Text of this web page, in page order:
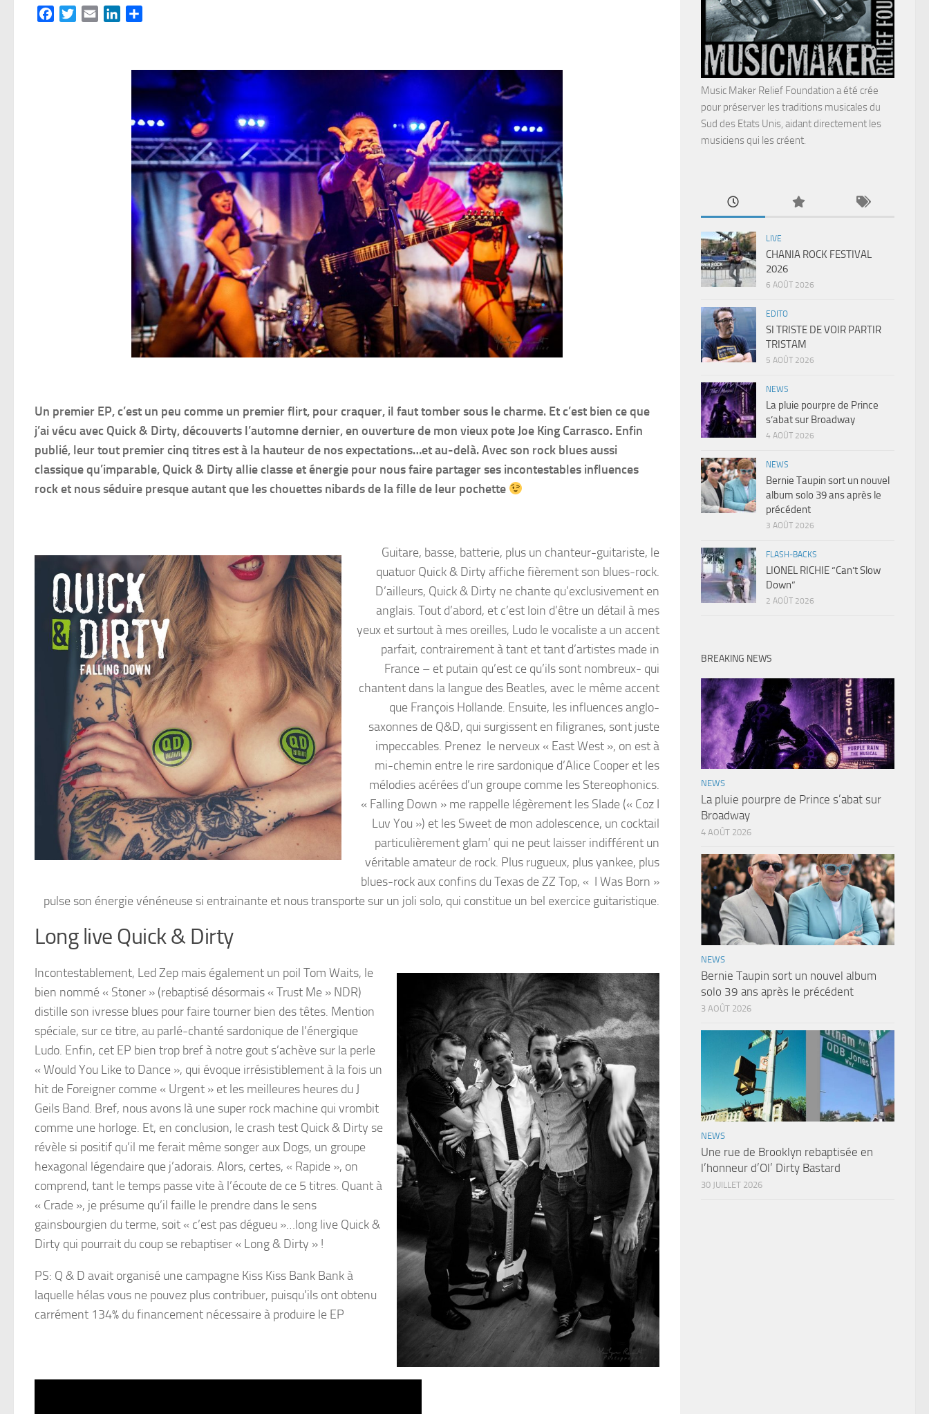
FacebookTwitterEmail LinkedIn
Un premier EP, c’est un peu comme un premier flirt, pour craquer, il faut tomber sous le charme. Et c’est bien ce que
j’ai vécu avec Quick & Dirty, découverts l’automne dernier, en ouverture de mon vieux pote Joe King Carrasco. Enfin
publié, leur tout premier cinq titres est à la hauteur de nos expectations…et au-delà. Avec son rock blues aussi
classique qu’imparable, Quick & Dirty allie classe et énergie pour nous faire partager ses incontestables influences
rock et nous séduire presque autant que les chouettes nibards de la fille de leur pochette
Guitare, basse, batterie, plus un chanteur-guitariste, le
quatuor Quick & Dirty affiche fièrement son blues-rock.
D’ailleurs, Quick & Dirty ne chante qu’exclusivement en
anglais. Tout d’abord, et c’est loin d’être un détail à mes
yeux et surtout à mes oreilles, Ludo le vocaliste a un accent
parfait, contrairement à tant et tant d’artistes made in
France – et putain qu’est ce qu’ils sont nombreux- qui
chantent dans la langue des Beatles, avec le même accent
que François Hollande. Ensuite, les influences anglo-
saxonnes de Q&D, qui surgissent en filigranes, sont juste
impeccables. Prenez le nerveux « East West », on est à
mi-chemin entre le rire sardonique d’Alice Cooper et les
mélodies acérées d’un groupe comme les Stereophonics.
« Falling Down » me rappelle légèrement les Slade (« Coz I
Luv You ») et les Sweet de mon adolescence, un cocktail
particulièrement glam’ qui ne peut laisser indifférent un
véritable amateur de rock. Plus rugueux, plus yankee, plus
blues-rock aux confins du Texas de ZZ Top, « I Was Born »
pulse son énergie vénéneuse si entrainante et nous transporte sur un joli solo, qui constitue un bel exercice guitaristique.
Long live Quick & Dirty
Incontestablement, Led Zep mais également un poil Tom Waits, le
bien nommé « Stoner » (rebaptisé désormais « Trust Me » NDR)
distille son ivresse blues pour faire tourner bien des têtes. Mention
spéciale, sur ce titre, au parlé-chanté sardonique de l’énergique
Ludo. Enfin, cet EP bien trop bref à notre gout s’achève sur la perle
« Would You Like to Dance », qui évoque irrésistiblement à la fois un
hit de Foreigner comme « Urgent » et les meilleures heures du J
Geils Band. Bref, nous avons là une super rock machine qui vrombit
comme une horloge. Et, en conclusion, le crash test Quick & Dirty se
révèle si positif qu’il me ferait même songer aux Dogs, un groupe
hexagonal légendaire que j’adorais. Alors, certes, « Rapide », on
comprend, tant le temps passe vite à l’écoute de ce 5 titres. Quant à
« Crade », je présume qu’il faille le prendre dans le sens
gainsbourgien du terme, soit « c’est pas dégueu »…long live Quick &
Dirty qui pourrait du coup se rebaptiser « Long & Dirty » !
PS: Q & D avait organisé une campagne Kiss Kiss Bank Bank à
laquelle hélas vous ne pouvez plus contribuer, puisqu’ils ont obtenu
carrément 134% du financement nécessaire à produire le EP
Music Maker Relief Foundation a été crée
pour préserver les traditions musicales du
Sud des Etats Unis, aidant directement les
musiciens qui les créent.
LIVE
CHANIA ROCK FESTIVAL
2026
6 AOÛT 2026
EDITO
SI TRISTE DE VOIR PARTIR
TRISTAM
5 AOÛT 2026
NEWS
La pluie pourpre de Prince
s’abat sur Broadway
4 AOÛT 2026
NEWS
Bernie Taupin sort un nouvel
album solo 39 ans après le
précédent
3 AOÛT 2026
FLASH-BACKS
LIONEL RICHIE “Can’t Slow
Down”
2 AOÛT 2026
BREAKING NEWS
NEWS
La pluie pourpre de Prince s’abat sur
Broadway
4 AOÛT 2026
NEWS
Bernie Taupin sort un nouvel album
solo 39 ans après le précédent
3 AOÛT 2026
NEWS
Une rue de Brooklyn rebaptisée en
l’honneur d’Ol’ Dirty Bastard
30 JUILLET 2026